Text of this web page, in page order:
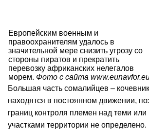
Европейским военным и
правоохранителям удалось в
значительной мере снизить угрозу со
стороны пиратов и прекратить
перевозку африканских нелегалов
морем. Фото с сайта
Большая часть сомалийцев –
находятся в постоянном движении,
границ контроля племен над теми
участками территории не определено.